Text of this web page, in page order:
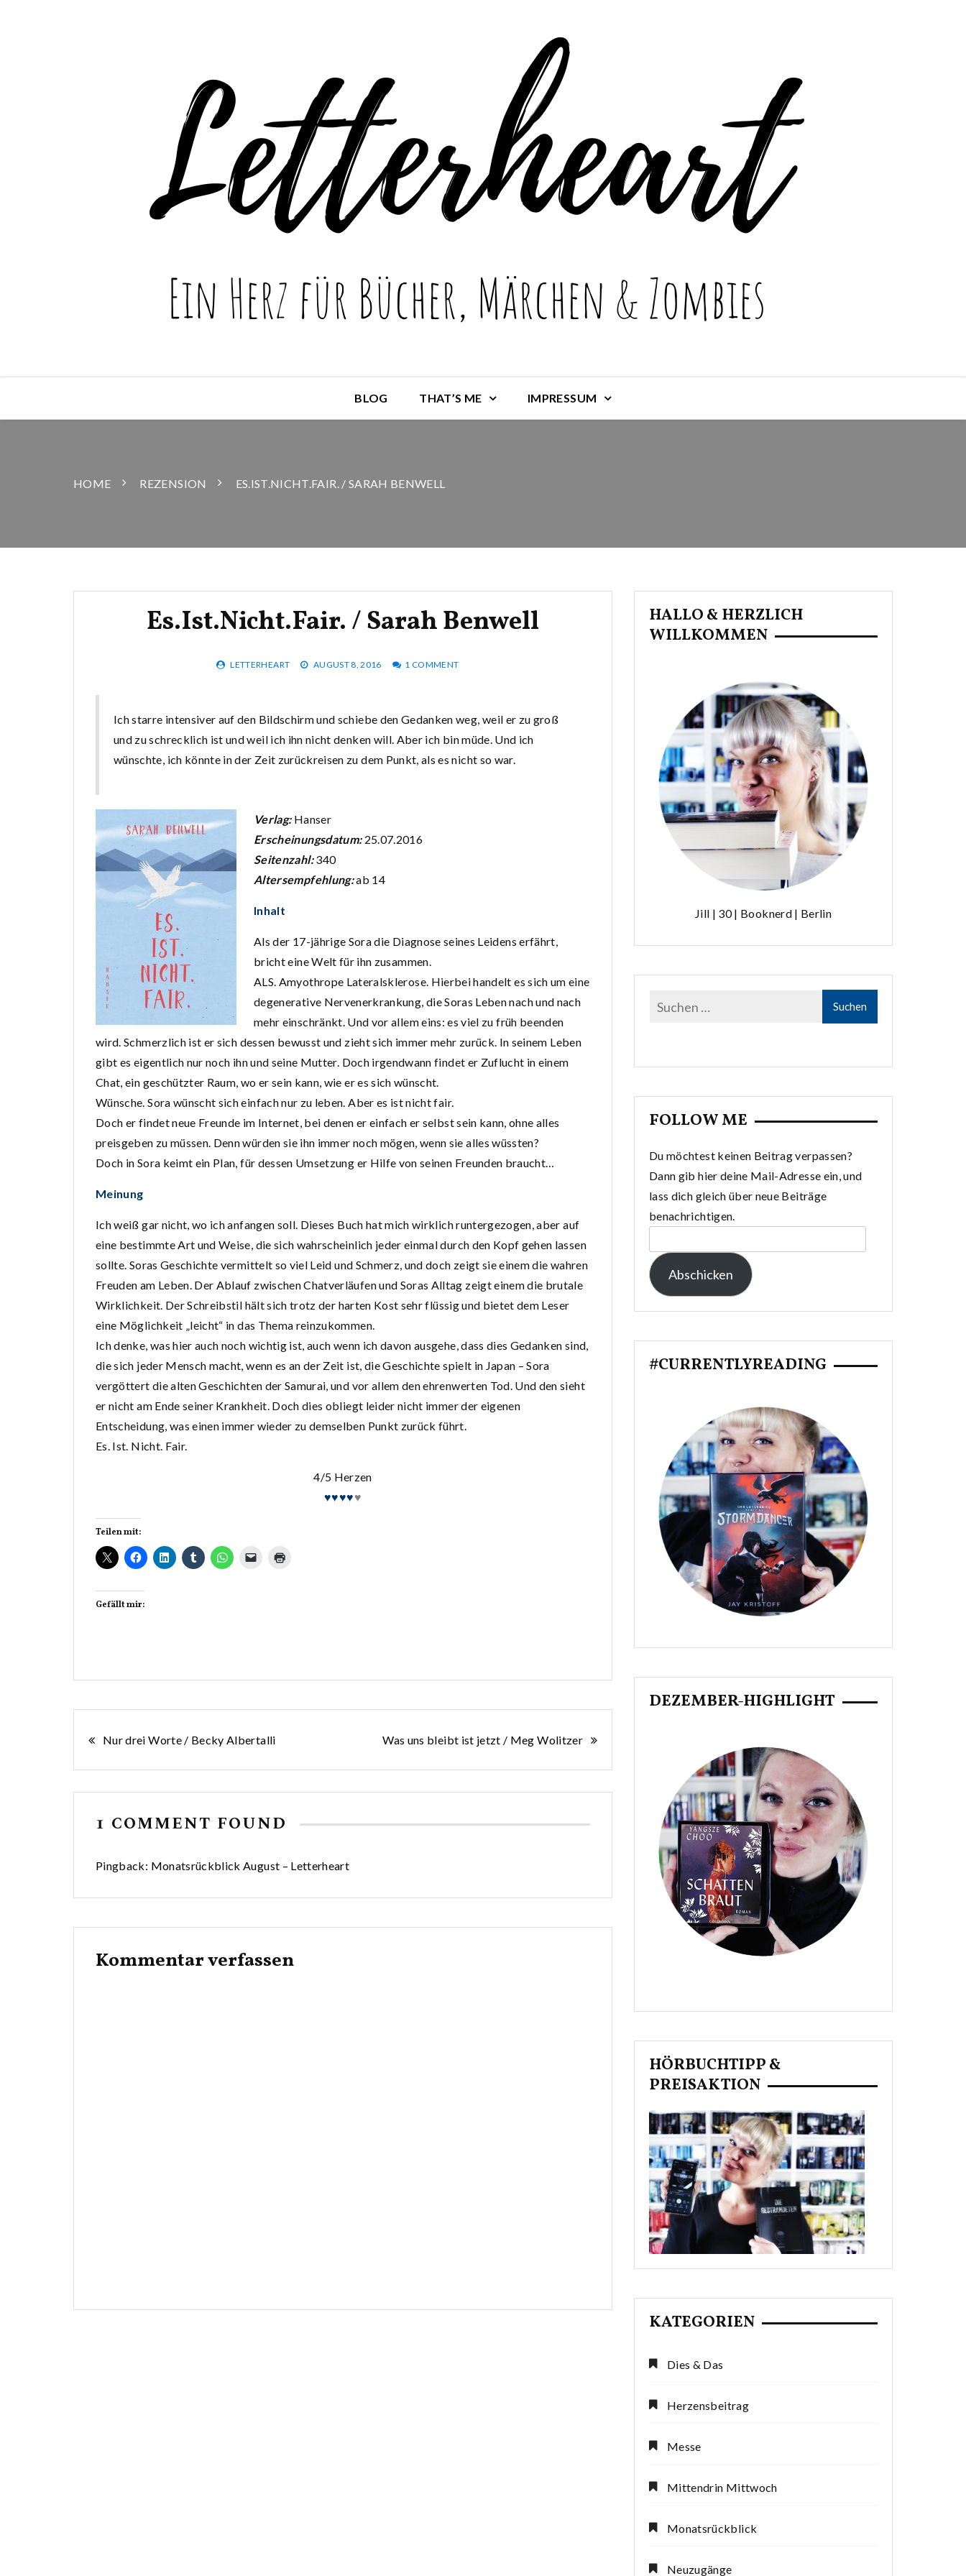
BLOG THAT’S ME IMPRESSUM
HOME REZENSION ES.IST.NICHT.FAIR. / SARAH BENWELL
Es.Ist.Nicht.Fair. / Sarah Benwell
LETTERHEART AUGUST 8, 2016 1 COMMENT
Ich starre intensiver auf den Bildschirm und schiebe den Gedanken weg, weil er zu groß
und zu schrecklich ist und weil ich ihn nicht denken will. Aber ich bin müde. Und ich
wünschte, ich könnte in der Zeit zurückreisen zu dem Punkt, als es nicht so war.
Verlag: Hanser
Erscheinungsdatum: 25.07.2016
Seitenzahl:340
Altersempfehlung:ab 14
Inhalt
Als der 17-jährige Sora die Diagnose seines Leidens erfährt,
bricht eine Welt für ihn zusammen.
ALS. Amyothrope Lateralsklerose. Hierbei handelt es sich um eine
degenerative Nervenerkrankung, die Soras Leben nach und nach
mehr einschränkt. Und vor allem eins: es viel zu früh beenden
wird.Schmerzlich ist er sich dessen bewusst und zieht sich immer mehr zurück. In seinem Leben
gibt es eigentlich nur noch ihn und seine Mutter. Doch irgendwann findet er Zuflucht in einem
Chat, ein geschützter Raum, wo er sein kann, wie er es sich wünscht.
Wünsche. Sora wünscht sich einfach nur zu leben. Aber es ist nicht fair.
Doch er findet neue Freunde im Internet, bei denen er einfach er selbst sein kann, ohne alles
preisgeben zu müssen. Denn würden sie ihn immer noch mögen, wenn sie alles wüssten?
Doch in Sora keimt ein Plan, für dessen Umsetzung er Hilfe von seinen Freunden braucht…
Meinung
Ich weiß gar nicht, wo ich anfangen soll. Dieses Buch hat mich wirklich runtergezogen, aber auf
eine bestimmte Art und Weise, die sich wahrscheinlich jeder einmal durch den Kopf gehen lassen
sollte. Soras Geschichte vermittelt so viel Leid und Schmerz, und doch zeigt sie einem die wahren
Freuden am Leben. Der Ablauf zwischen Chatverläufen und Soras Alltag zeigt einem die brutale
Wirklichkeit. Der Schreibstil hält sich trotz der harten Kost sehr flüssig und bietet dem Leser
eine Möglichkeit „leicht“ in das Thema reinzukommen.
Ich denke, was hier auch noch wichtig ist, auch wenn ich davon ausgehe, dass dies Gedanken sind,
die sich jeder Mensch macht, wenn es an der Zeit ist, die Geschichte spielt in Japan – Sora
vergöttert die alten Geschichten der Samurai, und vor allem den ehrenwerten Tod. Und den sieht
er nicht am Ende seiner Krankheit. Doch dies obliegt leider nicht immer der eigenen
Entscheidung, was einen immer wieder zu demselben Punkt zurück führt.
Es. Ist. Nicht. Fair.
4/5 Herzen
♥♥♥♥♥
Teilen mit:
Gefällt mir:
Beitragsnavigation
Nur drei Worte / Becky Albertalli Was uns bleibt ist jetzt / Meg Wolitzer
1 COMMENT FOUND
Pingback: Monatsrückblick August – Letterheart
Kommentar verfassen
HALLO & HERZLICH
WILLKOMMEN
Jill | 30 | Booknerd | Berlin
FOLLOW ME
Du möchtest keinen Beitrag verpassen?
Dann gib hier deine Mail-Adresse ein, und
lass dich gleich über neue Beiträge
benachrichtigen.
Mail-
Adresse:
Abschicken
#CURRENTLYREADING
DEZEMBER-HIGHLIGHT
HÖRBUCHTIPP &
PREISAKTION
KATEGORIEN
Dies & Das
Herzensbeitrag
Messe
Mittendrin Mittwoch
Monatsrückblick
Neuzugänge